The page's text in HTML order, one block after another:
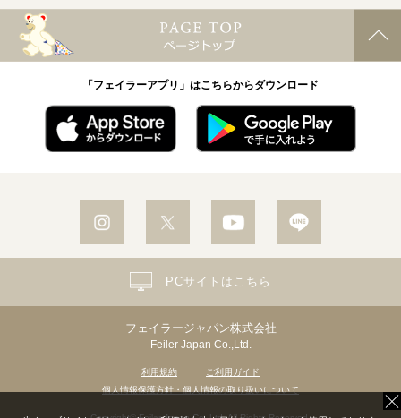
「フェイラーアプリ」はこちらからダウンロード
フェイラージャパン株式会社
Feiler Japan Co.,Ltd.
利用規約
ご利用ガイド
個人情報保護方針・個人情報の取り扱いについて
PCサイトはこちら